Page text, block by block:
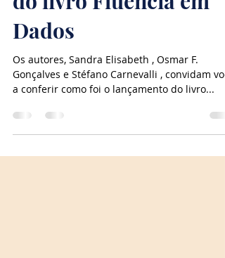
do livro Fluência em
Dados
Os autores, Sandra Elisabeth , Osmar F.
a conferir como foi o lançamento do livro...